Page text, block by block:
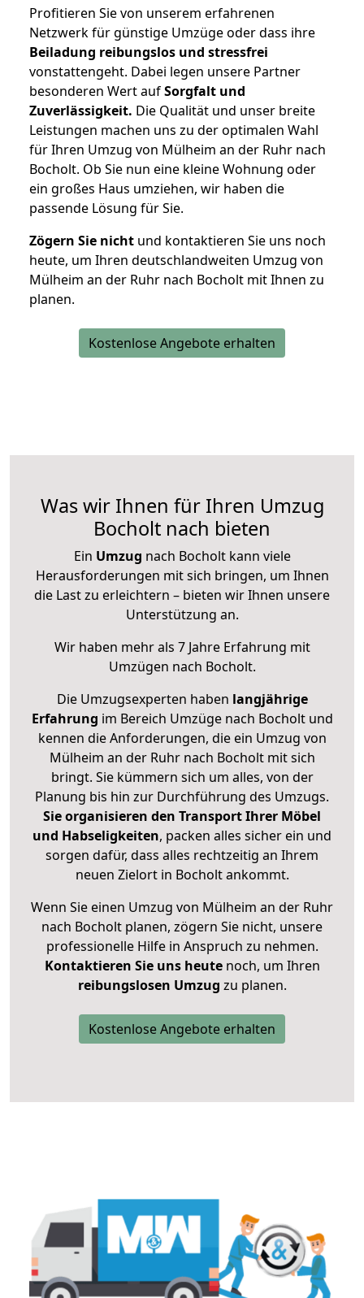
Profitieren Sie von unserem erfahrenen
Netzwerk für günstige Umzüge oder dass ihre
Beiladung reibungslos und stressfrei
vonstattengeht. Dabei legen unsere Partner
besonderen Wert aufSorgfalt und
Zuverlässigkeit. Die Qualität und unser breite
Leistungen machen uns zu der optimalen Wahl
für Ihren Umzug von Mülheim an der Ruhr nach
Bocholt. Ob Sie nun eine kleine Wohnung oder
ein großes Haus umziehen, wir haben die
passende Lösung für Sie.
Zögern Sie nicht und kontaktieren Sie uns noch
heute, um Ihren deutschlandweiten Umzug von
Mülheim an der Ruhr nach Bocholt mit Ihnen zu
planen.
Kostenlose Angebote erhalten
Was wir Ihnen für Ihren Umzug
Bocholt nach bieten
Ein Umzug nach Bocholt kann viele
Herausforderungen mit sich bringen, um Ihnen
die Last zu erleichtern – bieten wir Ihnen unsere
Unterstützung an.
Wir haben mehr als 7 Jahre Erfahrung mit
Umzügen nach Bocholt.
Die Umzugsexperten haben langjährige
Erfahrung im Bereich Umzüge nach Bocholt und
kennen die Anforderungen, die ein Umzug von
Mülheim an der Ruhr nach Bocholt mit sich
bringt. Sie kümmern sich um alles, von der
Planung bis hin zur Durchführung des Umzugs.
Sie organisieren den Transport Ihrer Möbel
und Habseligkeiten, packen alles sicher ein und
sorgen dafür, dass alles rechtzeitig an Ihrem
neuen Zielort in Bocholt ankommt.
Wenn Sie einen Umzug von Mülheim an der Ruhr
nach Bocholt planen, zögern Sie nicht, unsere
professionelle Hilfe in Anspruch zu nehmen.
Kontaktieren Sie uns heutenoch, um Ihren
reibungslosen Umzug zu planen.
Kostenlose Angebote erhalten